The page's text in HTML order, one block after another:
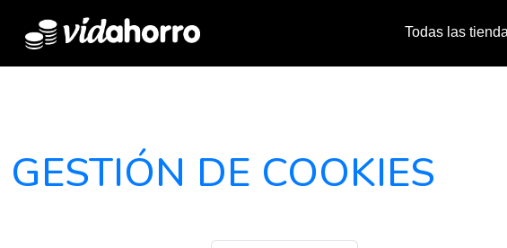
Todas las
GESTIÓN DE COOKIES